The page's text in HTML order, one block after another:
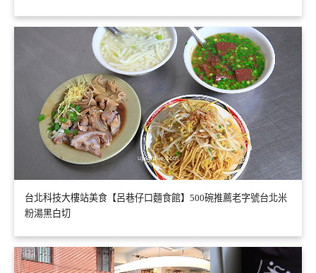
台北科技大樓站美食【呂巷仔口麵食館】500碗推薦老字號台北米
粉湯黑白切